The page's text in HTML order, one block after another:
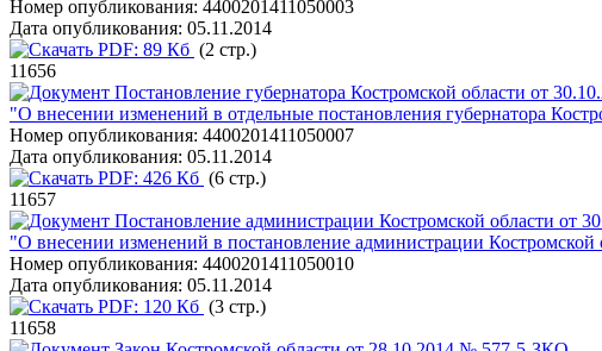
Номер опубликования: 4400201411050003
Дата опубликования: 05.11.2014
PDF: 89 Кб (2 стр.)
11656
Постановление губернатора Костромской области от
"О внесении изменений в отдельные постановления губернатора
Номер опубликования: 4400201411050007
Дата опубликования: 05.11.2014
PDF: 426 Кб (6 стр.)
11657
Постановление администрации Костромской области от
"О внесении изменений в постановление администрации
Номер опубликования: 4400201411050010
Дата опубликования: 05.11.2014
PDF: 120 Кб (3 стр.)
11658